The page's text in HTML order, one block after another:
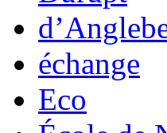
échange
Eco